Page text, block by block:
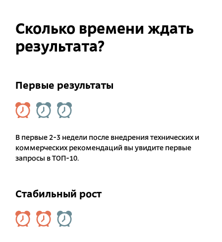
Сколько времени ждать
результата?
Первые результаты
В первые 2-3 недели после внедрения технических и
коммерческих рекомендаций вы увидите первые
запросы в ТОП-10.
Стабильный рост